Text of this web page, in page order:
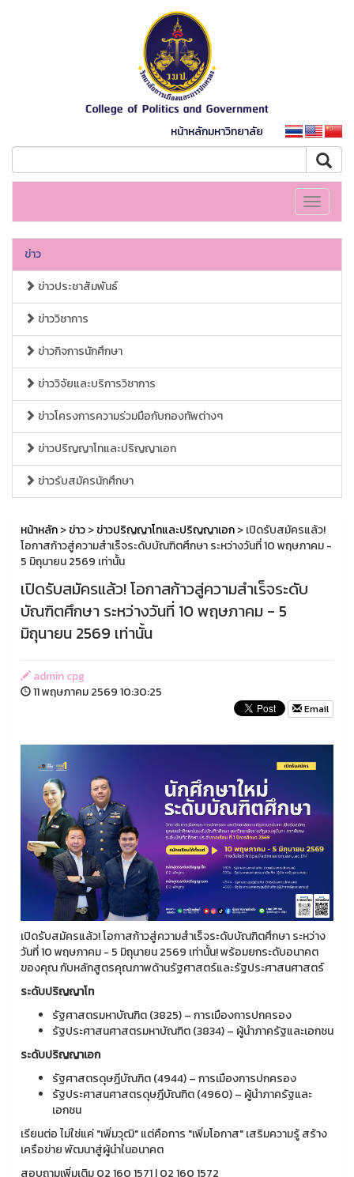
หน้าหลักมหาวิทยาลัย
Toggle
ข่าว
ข่าวประชาสัมพันธ์
ข่าววิชาการ
ข่าวกิจการนักศึกษา
ข่าววิจัยและบริการวิชาการ
ข่าวโครงการความร่วมมือกับกองทัพต่างๆ
ข่าวปริญญาโทและปริญญาเอก
ข่าวรับสมัครนักศึกษา
หน้าหลัก>ข่าว>ข่าวปริญญาโทและปริญญาเอก> เปิดรับสมัครแล้ว!
โอกาสก้าวสู่ความสำเร็จระดับบัณฑิตศึกษา ระหว่างวันที่ 10 พฤษภาคม -
5 มิถุนายน 2569 เท่านั้น
เปิดรับสมัครแล้ว! โอกาสก้าวสู่ความสำเร็จระดับ
บัณฑิตศึกษา ระหว่างวันที่ 10 พฤษภาคม - 5
มิถุนายน 2569 เท่านั้น
admin cpg
11 พฤษภาคม 2569 10:30:25
Email
เปิดรับสมัครแล้ว! โอกาสก้าวสู่ความสำเร็จระดับบัณฑิตศึกษา ระหว่าง
วันที่ 10 พฤษภาคม - 5 มิถุนายน 2569 เท่านั้น! พร้อมยกระดับอนาคต
ของคุณ กับหลักสูตรคุณภาพด้านรัฐศาสตร์และรัฐประศาสนศาสตร์
ระดับปริญญาโท
รัฐศาสตรมหาบัณฑิต (3825) – การเมืองการปกครอง
รัฐประศาสนศาสตรมหาบัณฑิต (3834) – ผู้นำภาครัฐและเอกชน
ระดับปริญญาเอก
รัฐศาสตรดุษฎีบัณฑิต (4944) – การเมืองการปกครอง
รัฐประศาสนศาสตรดุษฎีบัณฑิต (4960) – ผู้นำภาครัฐและ
เอกชน
เรียนต่อ ไม่ใช่แค่ "เพิ่มวุฒิ" แต่คือการ "เพิ่มโอกาส" เสริมความรู้ สร้าง
เครือข่าย พัฒนาสู่ผู้นำในอนาคต
สอบถามเพิ่มเติม 02 160 1571 | 02 160 1572